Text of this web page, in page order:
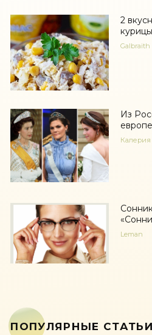
2
Galbraith
Из
Калерия
Leman
ПОПУЛЯРНЫЕ СТАТЬИ